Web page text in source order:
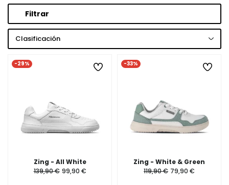
Filtrar
Clasificación
-29%
Zing - All White
139,90 € 99,90 €
-33%
Zing - White & Green
119,90 € 79,90 €